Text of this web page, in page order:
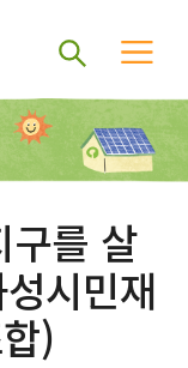
를 살
시민재
)